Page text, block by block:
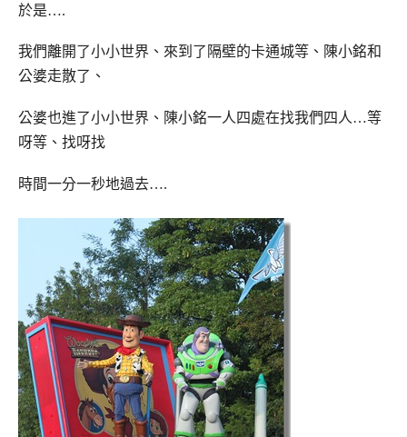
於是….
我們離開了小小世界、來到了隔壁的卡通城等、陳小銘和
公婆走散了、
公婆也進了小小世界、陳小銘一人四處在找我們四人…等
呀等、找呀找
時間一分一秒地過去….